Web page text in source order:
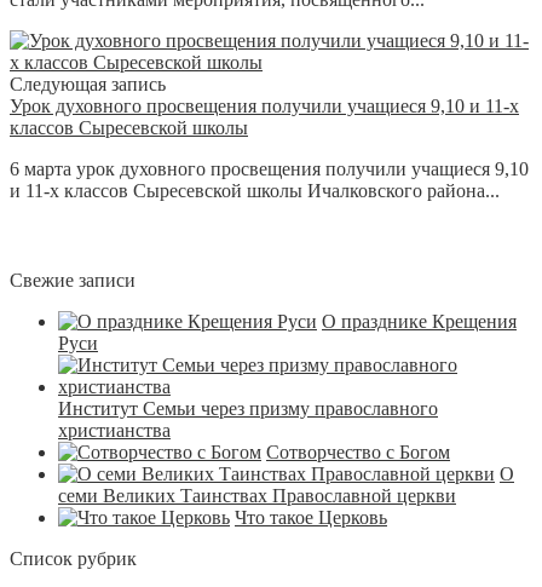
Следующая запись
Урок духовного просвещения получили учащиеся 9,10 и 11-х
классов Сыресевской школы
6 марта урок духовного просвещения получили учащиеся 9,10
и 11-х классов Сыресевской школы Ичалковского района...
Свежие записи
О празднике Крещения
Руси
Институт Семьи через призму православного
христианства
Сотворчество с Богом
О
семи Великих Таинствах Православной церкви
Что такое Церковь
Список рубрик